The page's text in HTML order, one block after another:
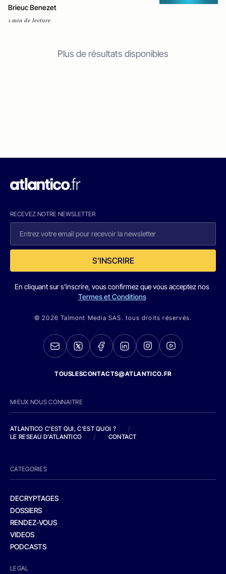
Brieuc Benezet
1 min de lecture
Plus de résultats disponibles
RECEVEZ NOTRE NEWSLETTER
S'INSCRIRE
En cliquant sur s'inscrire, vous confirmez que vous acceptez nos
Termes et Conditions
© 2026 Talmont Media SAS. tous droits réservés.
TOUSLESCONTACTS@ATLANTICO.FR
MIEUX NOUS CONNAITRE
ATLANTICO C'EST QUI, C'EST QUOI ?
/
LE RESEAU D'ATLANTICO
/ CONTACT
CATEGORIES
DECRYPTAGES
DOSSIERS
RENDEZ-VOUS
VIDEOS
PODCASTS
LEGAL